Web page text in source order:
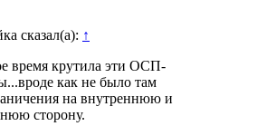
сказал(а): ↑
время крутила эти ОСП-
как не было там
на внутреннюю и
сторону.